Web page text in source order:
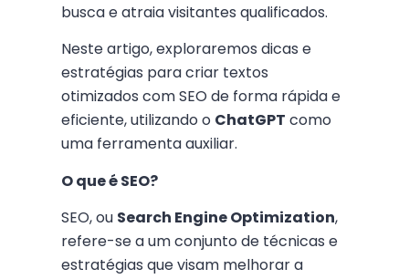
busca e atraia visitantes qualificados.
Neste artigo, exploraremos dicas e
estratégias para criar textos
otimizados com SEO de forma rápida e
eficiente, utilizando o ChatGPT como
uma ferramenta auxiliar.
O que é SEO?
SEO, ou Search Engine Optimization,
refere-se a um conjunto de técnicas e
estratégias que visam melhorar a